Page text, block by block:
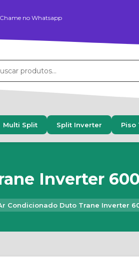
Chame no Whatsapp
Multi Split Split Inverter Piso
Inverter
Condicionado Duto Trane Inverter